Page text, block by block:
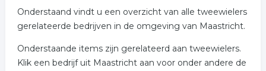
Onderstaand vindt u een overzicht van alle tweewielers
gerelateerde bedrijven in de omgeving van Maastricht.
Onderstaande items zijn gerelateerd aan tweewielers.
Klik een bedrijf uit Maastricht aan voor onder andere de